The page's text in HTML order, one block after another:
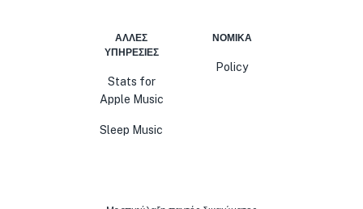
ΆΛΛΕΣ
ΥΠΗΡΕΣΊΕΣ
Stats for
Apple Music
Sleep Music
ΝΟΜΙΚΆ
Policy